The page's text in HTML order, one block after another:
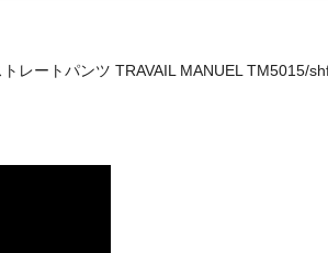
レートパンツ TRAVAIL MANUEL TM5015/